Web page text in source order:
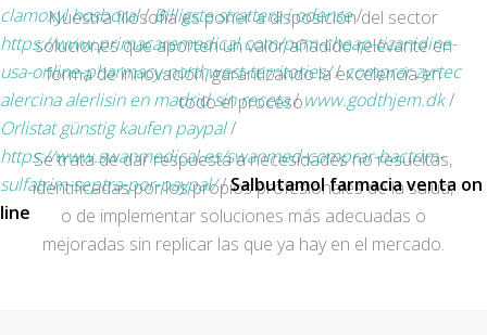
clamoxyl hosboral/Billigste strattera i odense/
https://www.primacaremedical.com/pcm-cheap-tizanidine-
usa-online-pharmacy-northwest-territories//comprar zyrtec
alercina alerlisin en madrid sin receta/www.godthjem.dk/
Orlistat günstig kaufen paypal/
https://www.swanmedical.es/swanmed-comprar-bactrim-
sulfatrim-septra-por-paypal//Salbutamol farmacia venta on
line
Nuestra filosofía es poner a disposición del sector
soluciones que aporten un valor añadido relevante en
forma de innovación, garantizando la excelencia en
todo el proceso.
Se trata de dar respuesta a necesidades no resueltas,
identificadas por los propios profesionales de la salud,
o de implementar soluciones más adecuadas o
mejoradas sin replicar las que ya hay en el mercado.